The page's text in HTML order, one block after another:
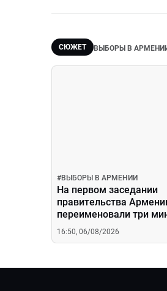
СЮЖЕТ ВЫБОРЫ В
#ВЫБОРЫ В АРМЕНИИ
На первом заседании
правительства
переименовали три
16:50, 06/08/2026